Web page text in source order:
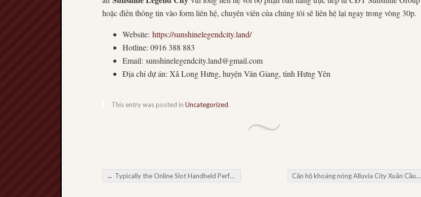
hoặc điền thông tin vào form liên hệ, chuyên viên của chúng tôi sẽ liên hệ lại ngay trong vòng 30p.
Website: https://sunshinelegendcity.land/
Hotline: 0916 388 883
Email: sunshinelegendcity.land@gmail.com
Địa chỉ dự án: Xã Long Hưng, huyện Văn Giang, tỉnh Hưng Yên
This entry was posted in Uncategorized.
Post navigation
← Typically the Online Slot Handheld Performance Who Revolves society Căn hộ khoáng nóng Alluvia City Xuân Cầu
→